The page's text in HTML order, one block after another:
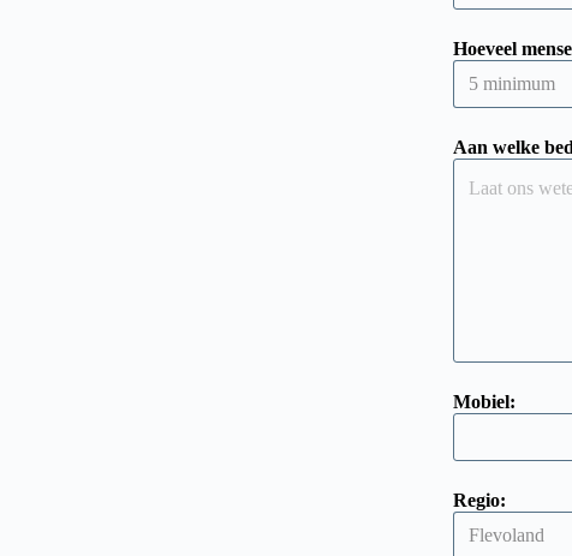
Hoeveel
Aan welke
Mobiel:
Regio: